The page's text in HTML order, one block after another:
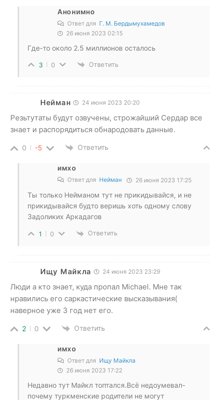
Анонимно
Ответ для Г. М. Бердымухамедов
26 июня 2023 02:15
Где-то около 2.5 миллионов осталось
3 0 Ответить
Нейман 24 июня 2023 20:20
Резьтутаты будут озвучены, строжайший Сердар все
знает и распорядиться обнародовать данные.
0 -5 Ответить
имхо
Ответ для Нейман 26 июня 2023 17:25
Ты только Нейманом тут не прикидывайся, и не
прикидывайся будто веришь хоть одному слову
Задоликих Аркадагов
1 0 Ответить
Ищу Майкла 24 июня 2023 23:29
Люди а кто знает, куда пропал Michael. Мне так
нравились его саркастические высказывания(
наверное уже 3 год нет его.
2 0 Ответить
имхо
Ответ для Ищу Майкла
26 июня 2023 17:22
Недавно тут Майкл топтался.Всё недоумевал-
почему туркменские родители не могут